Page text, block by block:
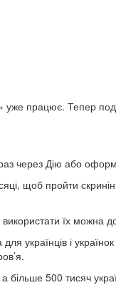
уже працює. Тепер
через Дію або
щоб пройти
їх можна
українців і
500 тисяч